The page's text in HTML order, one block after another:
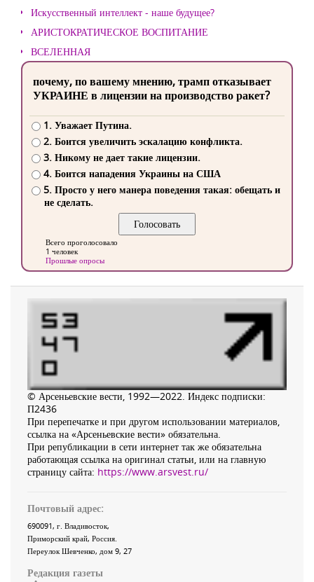
Искусственный интеллект - наше будущее?
АРИСТОКРАТИЧЕСКОЕ ВОСПИТАНИЕ
ВСЕЛЕННАЯ
почему, по вашему мнению, трамп отказывает
УКРАИНЕ в лицензии на производство ракет?
1. Уважает Путина.
2. Боится увеличить эскалацию конфликта.
3. Никому не дает такие лицензии.
4. Боится нападения Украины на США
5. Просто у него манера поведения такая: обещать и
не сделать.
Всего проголосовало
1 человек
Прошлые опросы
© Арсеньевские вести, 1992—2022. Индекс подписки:
П2436
При перепечатке и при другом использовании материалов,
ссылка на «Арсеньевские вести» обязательна.
При републикации в сети интернет так же обязательна
работающая ссылка на оригинал статьи, или на главную
страницу сайта: https://www.arsvest.ru/
Почтовый адрес:
690091, г. Владивосток,
Приморский край, Россия
Переулок Шевченко, дом 9, 27
Редакция газеты